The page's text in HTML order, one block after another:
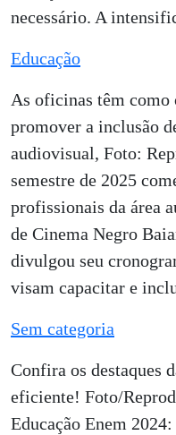
necessário. A
Educação
As oficinas têm
promover a inclusão
audiovisual, Foto:
semestre de 2025
profissionais da área
de Cinema Negro
divulgou seu
visam capacitar e
Sem categoria
Confira os destaques
eficiente! Foto/
Educação Enem